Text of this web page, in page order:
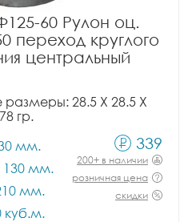
60 Рулон оц.
переход круглого
центральный
28.5 X 28.5 X
гр.
мм.
мм.
мм.
куб.м.
339
200+ в наличии
розничная цена
скидки